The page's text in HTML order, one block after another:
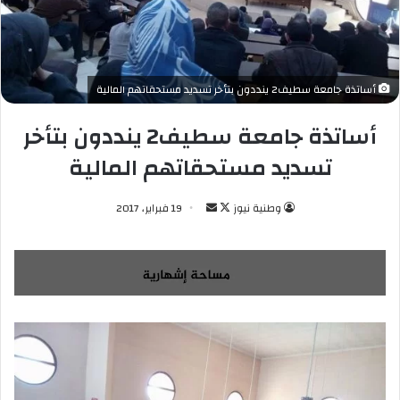
أساتذة جامعة سطيف2 ينددون بتأخر تسديد مستحقاتهم المالية
أساتذة جامعة سطيف2 ينددون بتأخر
تسديد مستحقاتهم المالية
وطنية نيوز
ت
ب
ع
ع
ى
س
ل
ب
ي
ا
19 فبراير، 2017